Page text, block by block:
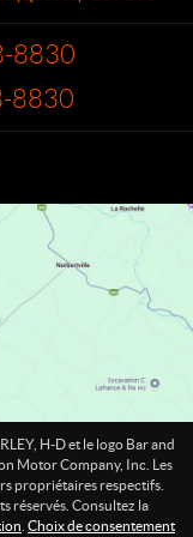
8830
8830
H-D et le logo Bar and
Motor Company, Inc. Les
propriétaires respectifs.
réservés. Consultez la
Choix de consentement